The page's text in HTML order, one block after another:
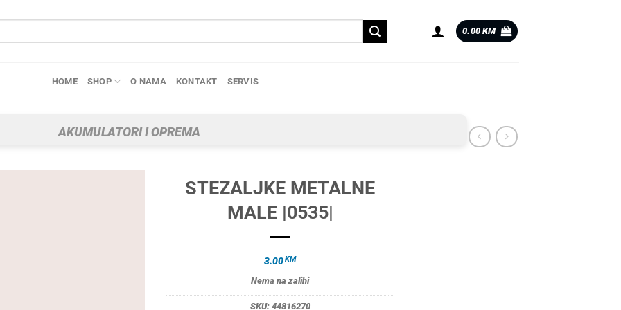
0.00 KM
HOME SHOP O NAMA KONTAKT SERVIS
AKUMULATORI I OPREMA
STEZALJKE METALNE
MALE |0535|
3.00KM
Nema na zalihi
SKU: 44816270